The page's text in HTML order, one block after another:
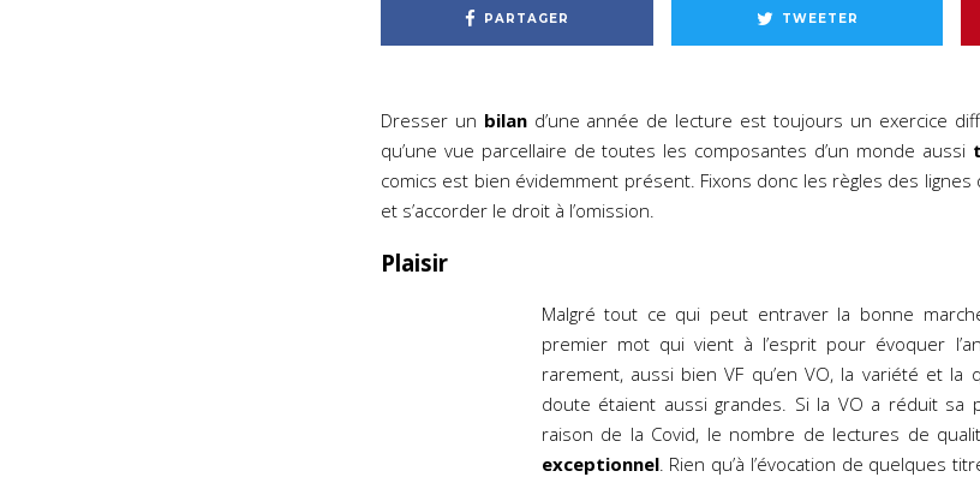
PARTAGER TWEETER
Dresser un biland’une année de lecture est toujours un exercice
qu’une vue parcellaire de toutes les composantes d’un monde aussi
comics est bien évidemment présent. Fixons donc les règles des lignes
et s’accorder le droit à l’omission.
Plaisir
Malgré tout ce qui peut entraver la bonne
premier mot qui vient à l’esprit pour évoquer
rarement, aussi bien VF qu’en VO, la variété et
doute étaient aussi grandes. Si la VO a réduit sa
raison de la Covid, le nombre de lectures de
exceptionnel. Rien qu’à l’évocation de quelques